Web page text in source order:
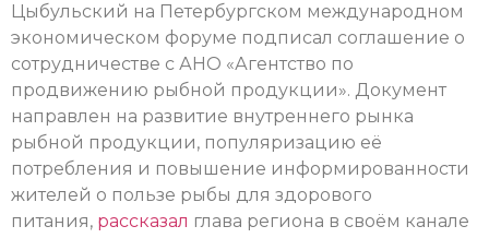
Цыбульский на Петербургском международном
экономическом форуме подписал соглашение о
сотрудничестве с АНО «Агентство по
продвижению рыбной продукции». Документ
направлен на развитие внутреннего рынка
рыбной продукции, популяризацию её
потребления и повышение информированности
жителей о пользе рыбы для здорового
питания, рассказал глава региона в своём канале